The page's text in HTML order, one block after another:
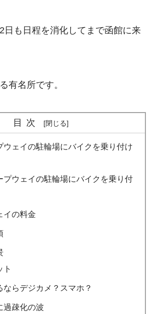
日も日程を消化してまで函館に来
有名所です。
目次
ウェイの駐輪場にバイクを乗り付け
プウェイの駐輪場にバイクを乗り付
イの料金
ト
ならデジカメ？スマホ？
過疎化の波